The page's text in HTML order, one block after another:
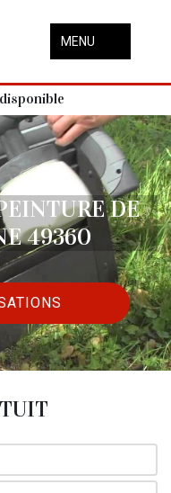
MENU
DE
49360